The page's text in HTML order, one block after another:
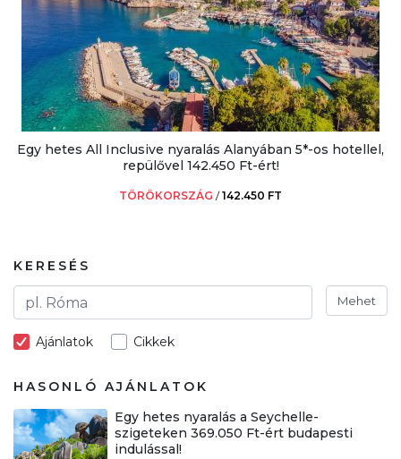
Egy hetes All Inclusive nyaralás Alanyában 5*-os hotellel,
repülővel 142.450 Ft-ért!
TÖRÖKORSZÁG /142.450 FT
KERESÉS
Mehet
Ajánlatok Cikkek
HASONLÓ AJÁNLATOK
Egy hetes nyaralás a Seychelle-
szigeteken 369.050 Ft-ért budapesti
indulással!